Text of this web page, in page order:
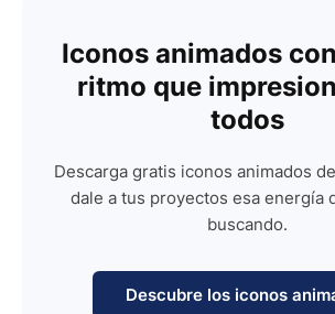
Iconos animados
ritmo que
todos
Descarga gratis iconos animados
dale a tus proyectos esa energía
buscando.
Descubre los iconos